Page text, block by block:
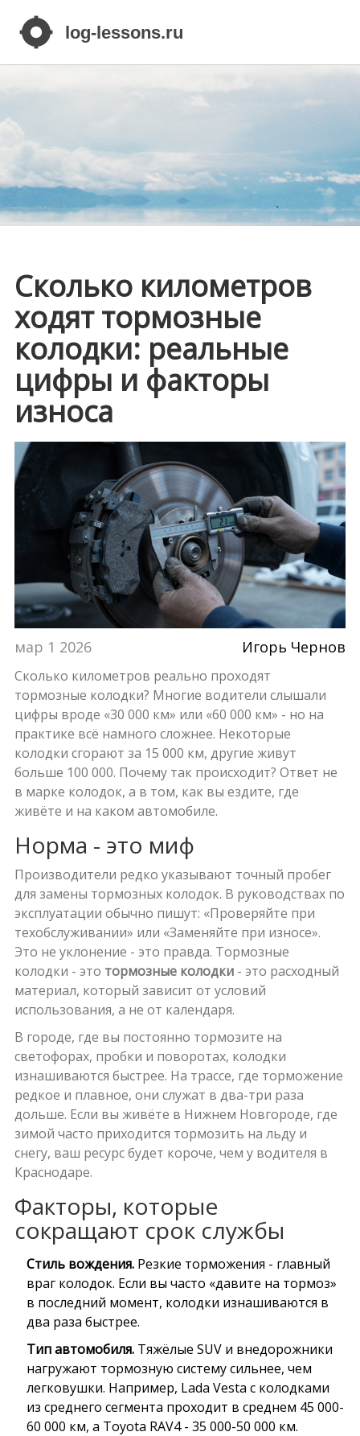
Сколько километров
ходят тормозные
колодки: реальные
цифры и факторы
износа
мар 1 2026 Игорь Чернов
Сколько километров реально проходят
тормозные колодки? Многие водители слышали
цифры вроде «30 000 км» или «60 000 км» - но на
практике всё намного сложнее. Некоторые
колодки сгорают за 15 000 км, другие живут
больше 100 000. Почему так происходит? Ответ не
в марке колодок, а в том, как вы ездите, где
живёте и на каком автомобиле.
Норма - это миф
Производители редко указывают точный пробег
для замены тормозных колодок. В руководствах по
эксплуатации обычно пишут: «Проверяйте при
техобслуживании» или «Заменяйте при износе».
Это не уклонение - это правда. Тормозные
колодки - это тормозные колодки- это расходный
материал, который зависит от условий
использования, а не от календаря.
В городе, где вы постоянно тормозите на
светофорах, пробки и поворотах, колодки
изнашиваются быстрее. На трассе, где торможение
редкое и плавное, они служат в два-три раза
дольше. Если вы живёте в Нижнем Новгороде, где
зимой часто приходится тормозить на льду и
снегу, ваш ресурс будет короче, чем у водителя в
Краснодаре.
Факторы, которые
сокращают срок службы
Стиль вождения.Резкие торможения - главный
враг колодок. Если вы часто «давите на тормоз»
в последний момент, колодки изнашиваются в
два раза быстрее.
Тип автомобиля.Тяжёлые SUV и внедорожники
нагружают тормозную систему сильнее, чем
легковушки. Например, Lada Vesta с колодками
из среднего сегмента проходит в среднем 45 000-
60 000 км, а Toyota RAV4- 35 000-50 000 км.